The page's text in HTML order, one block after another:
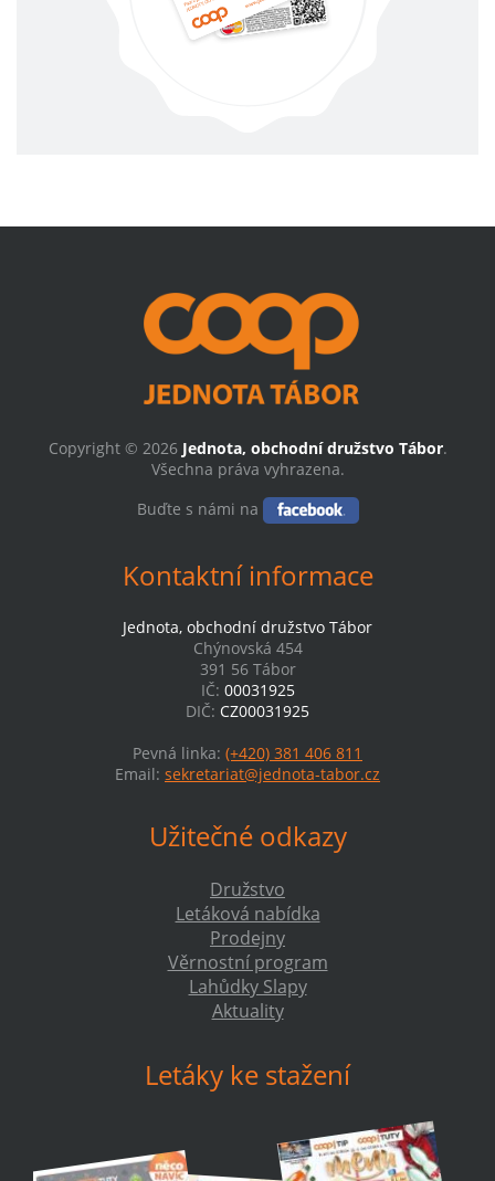
Copyright © 2026 Jednota, obchodní družstvo Tábor.
Všechna práva vyhrazena.
Buďte s námi na
Kontaktní informace
Jednota, obchodní družstvo Tábor
Chýnovská 454
391 56 Tábor
IČ: 00031925
DIČ: CZ00031925
Pevná linka: (+420) 381 406 811
Email: sekretariat@jednota-tabor.cz
Užitečné odkazy
Družstvo
Letáková nabídka
Prodejny
Věrnostní program
Lahůdky Slapy
Aktuality
Letáky ke stažení